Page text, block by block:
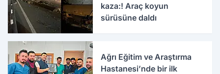
kaza:! Araç koyun
sürüsüne daldı
Ağrı Eğitim ve Araştırma
Hastanesi’nde bir ilk